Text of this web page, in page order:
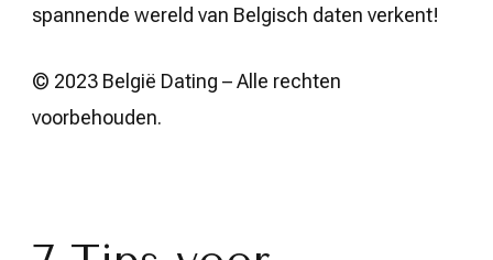
spannende wereld van Belgisch daten verkent!
© 2023 België Dating – Alle rechten
voorbehouden.